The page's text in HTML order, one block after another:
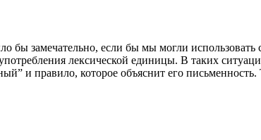
бы замечательно, если бы мы могли
лексической единицы. В таких
и правило, которое объяснит его